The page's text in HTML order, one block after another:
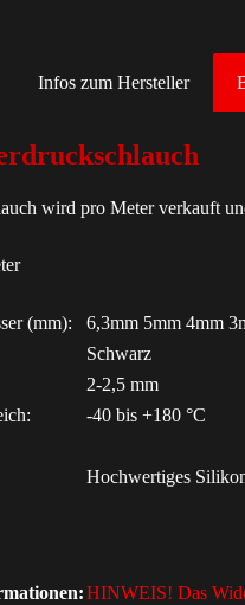
Infos zum Hersteller
wird pro Meter verkauft
(mm):
6,3mm 5mm 4mm
Schwarz
2-2,5 mm
-40 bis +180 °C
Hochwertiges
:HINWEIS! Das